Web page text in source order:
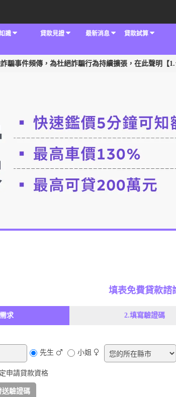
識 貸款見證 最新消息 貸款試算
，為杜絕詐騙行為持續擴張，在此聲明【1.台灣理財
填表免費貸款諮
求 2.填寫驗證碼
先生 小姐
申請貸款資格
送驗證碼